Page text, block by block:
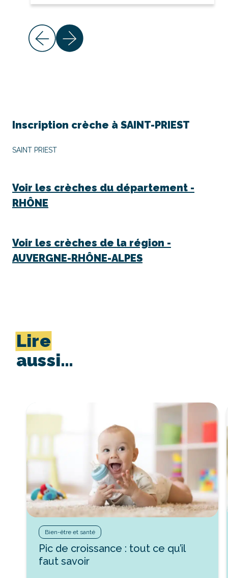
Inscription crèche à SAINT-PRIEST
SAINT PRIEST
Voir les crèches du département -
RHÔNE
Voir les crèches de la région -
AUVERGNE-RHÔNE-ALPES
Lire
aussi…
Bien-être et santé
Pic de croissance : tout ce qu’il
faut savoir